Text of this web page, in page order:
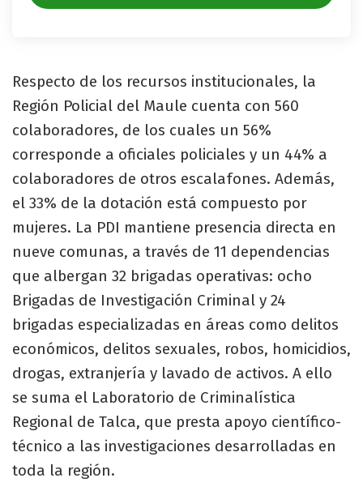
Respecto de los recursos institucionales, la
Región Policial del Maule cuenta con 560
colaboradores, de los cuales un 56%
corresponde a oficiales policiales y un 44% a
colaboradores de otros escalafones. Además,
el 33% de la dotación está compuesto por
mujeres. La PDI mantiene presencia directa en
nueve comunas, a través de 11 dependencias
que albergan 32 brigadas operativas: ocho
Brigadas de Investigación Criminal y 24
brigadas especializadas en áreas como delitos
económicos, delitos sexuales, robos, homicidios,
drogas, extranjería y lavado de activos. A ello
se suma el Laboratorio de Criminalística
Regional de Talca, que presta apoyo científico-
técnico a las investigaciones desarrolladas en
toda la región.